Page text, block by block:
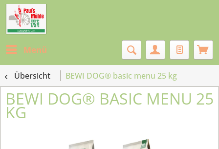
Menü
Übersicht BEWI DOG® basic menu 25 kg
BEWI DOG® BASIC MENU 25
KG